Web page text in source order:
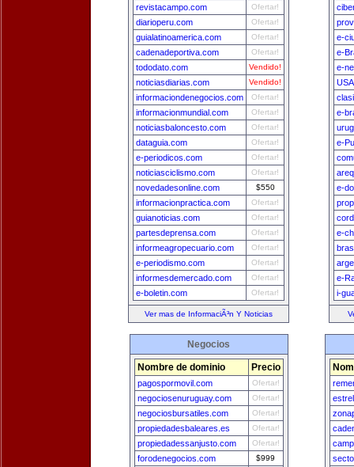
revistacampo.com Ofertar!
diarioperu.com Ofertar!
guialatinoamerica.com Ofertar!
cadenadeportiva.com Ofertar!
tododato.com Vendido!
noticiasdiarias.com Vendido!
informaciondenegocios.com Ofertar!
informacionmundial.com Ofertar!
noticiasbaloncesto.com Ofertar!
dataguia.com Ofertar!
e-periodicos.com Ofertar!
noticiasciclismo.com Ofertar!
novedadesonline.com $550
informacionpractica.com Ofertar!
guianoticias.com Ofertar!
partesdeprensa.com Ofertar!
informeagropecuario.com Ofertar!
e-periodismo.com Ofertar!
informesdemercado.com Ofertar!
e-boletin.com Ofertar!
Ver mas de InformaciÃ³n Y Noticias
e-
e-
e-
e-
e-
e-
e-
e-
i-
Negocios
Nombre de dominio Precio
pagospormovil.com Ofertar!
negociosenuruguay.com Ofertar!
negociosbursatiles.com Ofertar!
propiedadesbaleares.es Ofertar!
propiedadessanjusto.com Ofertar!
forodenegocios.com $999